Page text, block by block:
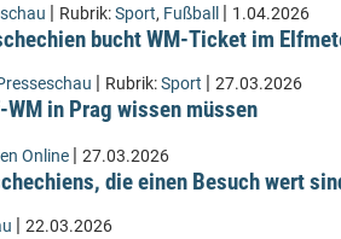
| Rubrik:Sport, Fußball | 1.04.2026
bucht WM-Ticket im
| Rubrik:Sport | 27.03.2026
in Prag wissen müssen
Online | 27.03.2026
die einen Besuch wert
| 22.03.2026